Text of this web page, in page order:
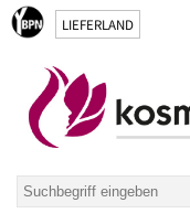
LIEFERLAND